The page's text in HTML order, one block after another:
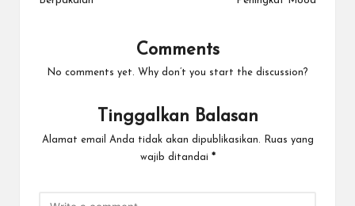
Comments
No comments yet. Why don’t you start the discussion?
Tinggalkan Balasan
Alamat email Anda tidak akan dipublikasikan.
Ruas yang
wajib ditandai *